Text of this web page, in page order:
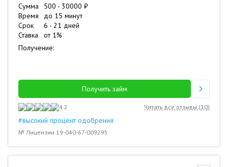
Сумма 500 - 30000 ₽
Время
до 15 минут
Срок
6 - 21 дней
Ставка
от 1%
Получение:
Получить займ
4.2 Читать все отзывы (10)
#высокий процент одобрения
№ Лицензии 19-040-67-009295